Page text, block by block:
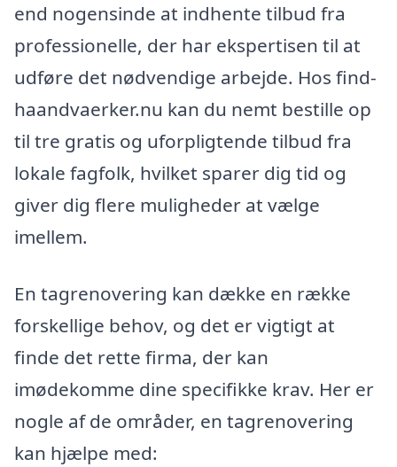
end nogensinde at indhente tilbud fra
professionelle, der har ekspertisen til at
udføre det nødvendige arbejde. Hos find-
haandvaerker.nu kan du nemt bestille op
til tre gratis og uforpligtende tilbud fra
lokale fagfolk, hvilket sparer dig tid og
giver dig flere muligheder at vælge
imellem.
En tagrenovering kan dække en række
forskellige behov, og det er vigtigt at
finde det rette firma, der kan
imødekomme dine specifikke krav. Her er
nogle af de områder, en tagrenovering
kan hjælpe med: